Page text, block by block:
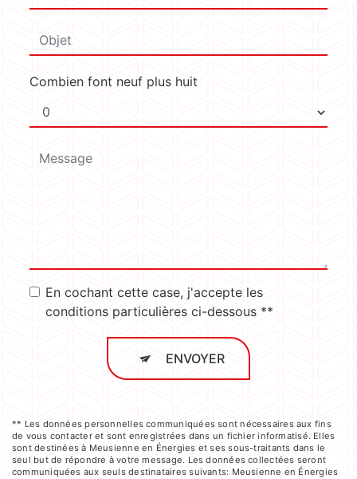
Combien font neuf plus huit
En cochant cette case, j'accepte les
conditions particulières ci-dessous **
ENVOYER
** Les données personnelles communiquées sont nécessaires aux fins
de vous contacter et sont enregistrées dans un fichier informatisé. Elles
sont destinées à Meusienne en Énergies et ses sous-traitants dans le
seul but de répondre à votre message. Les données collectées seront
communiquées aux seuls destinataires suivants: Meusienne en Énergies